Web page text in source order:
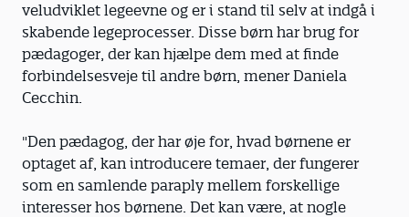
veludviklet legeevne og er i stand til selv at indgå i
skabende legeprocesser. Disse børn har brug for
pædagoger, der kan hjælpe dem med at finde
forbindelsesveje til andre børn, mener Daniela
Cecchin.
"Den pædagog, der har øje for, hvad børnene er
optaget af, kan introducere temaer, der fungerer
som en samlende paraply mellem forskellige
interesser hos børnene. Det kan være, at nogle